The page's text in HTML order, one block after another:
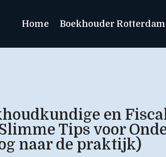
Home Boekhouder Rotterdam
en
Tips voor
naar de praktijk)